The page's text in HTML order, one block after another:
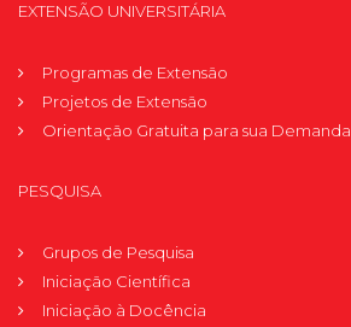
EXTENSÃO UNIVERSITÁRIA
Programas de Extensão
Projetos de Extensão
Orientação Gratuita para sua Demanda
PESQUISA
Grupos de Pesquisa
Iniciação Científica
Iniciação à Docência